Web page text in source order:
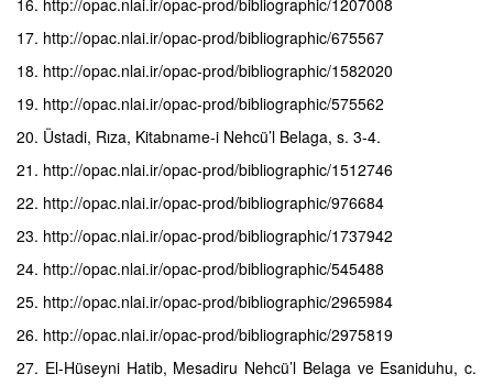
16. http://opac.nlai.ir/opac-prod/bibliographic/1207008
17. http://opac.nlai.ir/opac-prod/bibliographic/675567
18. http://opac.nlai.ir/opac-prod/bibliographic/1582020
19. http://opac.nlai.ir/opac-prod/bibliographic/575562
20. Üstadi, Rıza, Kitabname-i Nehcü’l Belaga, s. 3-4.
21. http://opac.nlai.ir/opac-prod/bibliographic/1512746
22. http://opac.nlai.ir/opac-prod/bibliographic/976684
23. http://opac.nlai.ir/opac-prod/bibliographic/1737942
24. http://opac.nlai.ir/opac-prod/bibliographic/545488
25. http://opac.nlai.ir/opac-prod/bibliographic/2965984
26. http://opac.nlai.ir/opac-prod/bibliographic/2975819
27. El-Hüseyni Hatib, Mesadiru Nehcü’l Belaga ve Esaniduhu, c.